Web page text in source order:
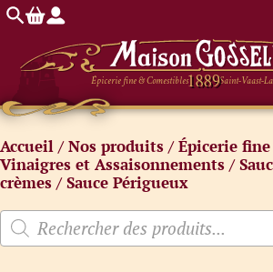
Épicerie fine & Comestibles Saint-Vaast-
Accueil /Nos produits /Épicerie fine
Vinaigres et Assaisonnements /
crèmes / Sauce Périgueux